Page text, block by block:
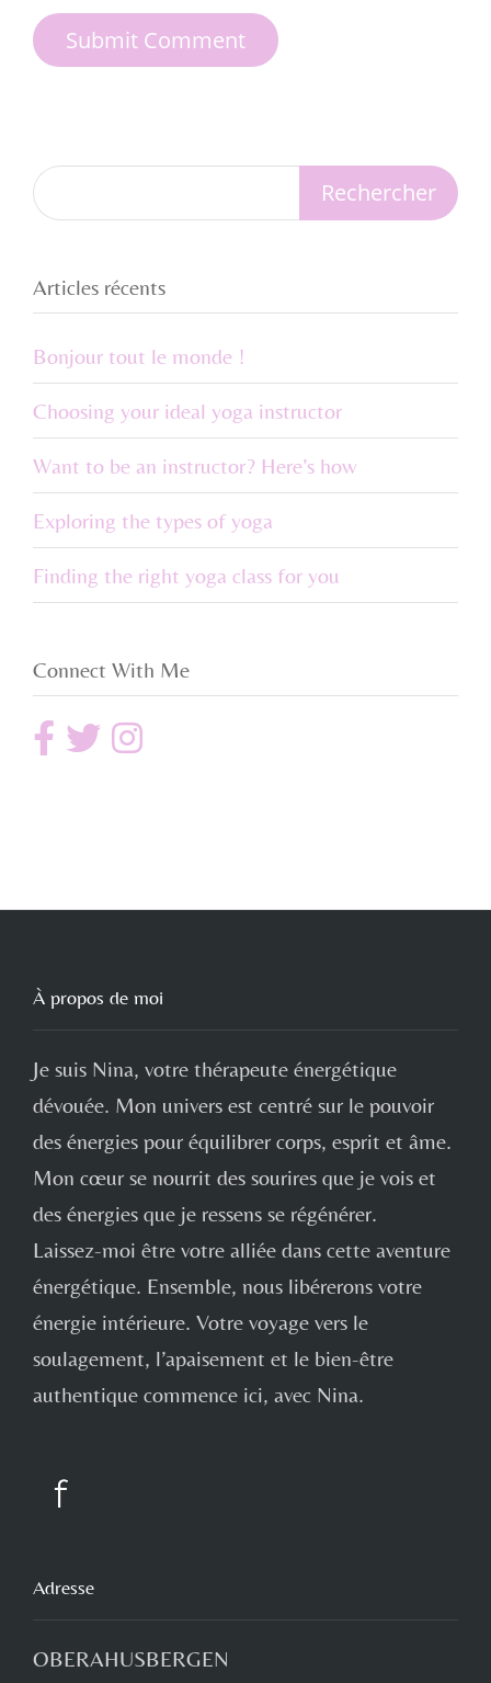
Articles récents
Bonjour tout le monde !
Choosing your ideal yoga instructor
Want to be an instructor? Here’s how
Exploring the types of yoga
Finding the right yoga class for you
Connect With Me
À propos de moi
Je suis Nina, votre thérapeute énergétique
dévouée. Mon univers est centré sur le pouvoir
des énergies pour équilibrer corps, esprit et âme.
Mon cœur se nourrit des sourires que je vois et
des énergies que je ressens se régénérer.
Laissez-moi être votre alliée dans cette aventure
énergétique. Ensemble, nous libérerons votre
énergie intérieure. Votre voyage vers le
soulagement, l’apaisement et le bien-être
authentique commence ici, avec Nina.
Adresse
OBERAHUSBERGEN